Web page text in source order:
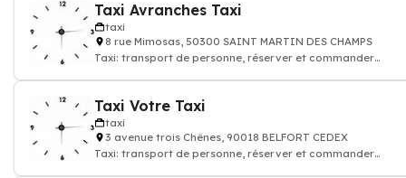
Taxi Avranches Taxi
taxi
8 rue Mimosas, 50300 SAINT MARTIN DES CHAMPS
Taxi: transport de personne, réserver et commander
Taxi Votre Taxi
taxi
3 avenue trois Chênes, 90018 BELFORT CEDEX
Taxi: transport de personne, réserver et commander